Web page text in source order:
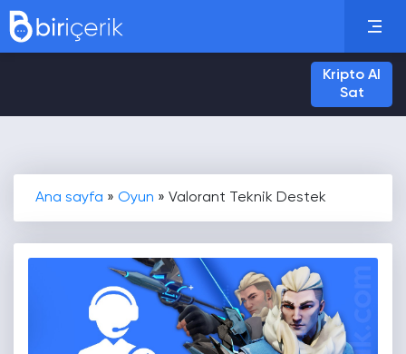
Kripto Al
Sat
Ana sayfa » Oyun » Valorant Teknik Destek